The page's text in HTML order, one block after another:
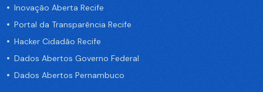
Inovação Aberta Recife
Portal da Transparência Recife
Hacker Cidadão Recife
Dados Abertos Governo Federal
Dados Abertos Pernambuco